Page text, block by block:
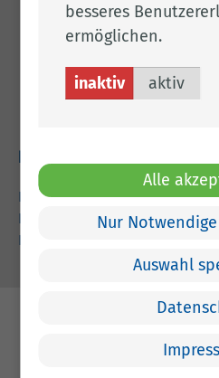
Adresse
Landkreis
Eschstr. 29
Impressum
Datenschutz
Barrierefreiheit
besseres
ermöglichen.
inaktiv aktiv
Alle
Nur
Auswahl